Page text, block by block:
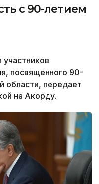
с 90-летием
участников
посвященного 90-
области, передает
на Акорду.